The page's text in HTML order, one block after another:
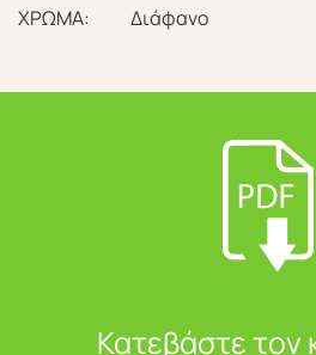
ΧΡΩΜΑ: Διάφανο
Κατεβάστε τον